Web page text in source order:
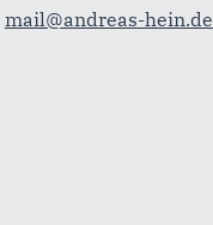
mail@andreas-hein.de